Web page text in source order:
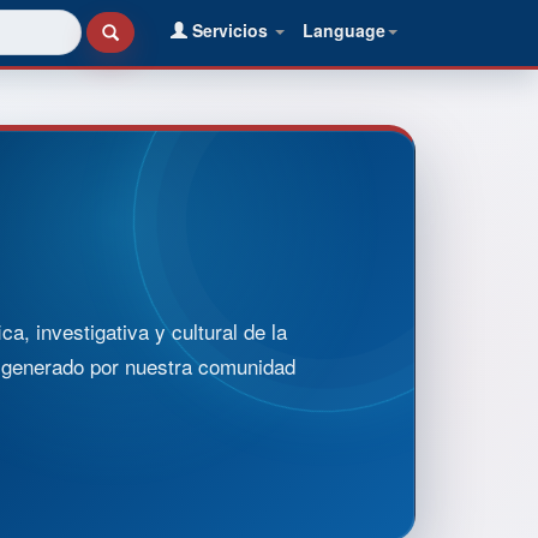
Language
Servicios
investigativa y cultural de la
por nuestra comunidad